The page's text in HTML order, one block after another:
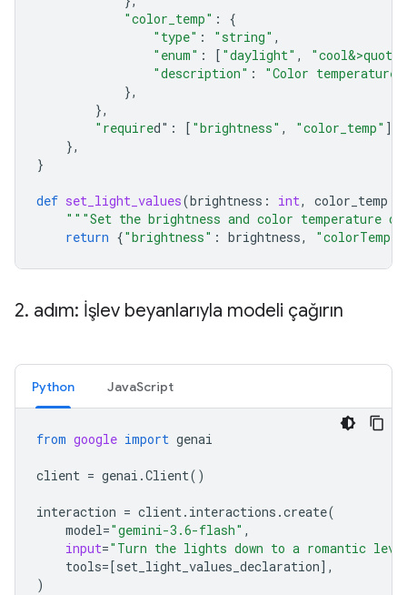
"color_temp" :
{
"type" : "string" ,
"enum" : [ "daylight" , "cool&>quot;
"description" : "Color temperature"
},
},
"required" : [ "brightness" , "color_temp" ],
},
}
def set_light_values(brightness : int, color_temp
"""Set the brightness and color temperature
return {"brightness" : brightness,
2. adım: İşlev beyanlarıyla modeli çağırın
Python JavaScript
from google import genai
client = genai .Client()
interaction = client. interactions .create(
model="gemini-3.6-flash" ,
input="Turn the lights down to a romantic
tools= [set_light_values_declaration],
)